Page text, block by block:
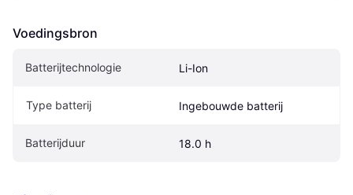
Voedingsbron
Batterijtechnologie Li-Ion
Type batterij Ingebouwde batterij
Batterijduur 18.0 h